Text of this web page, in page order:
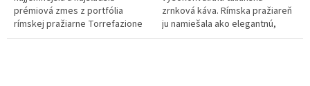
prémiová zmes z portfólia
rímskej pražiarne Torrefazione
Paranà. Je navrhnutá špeciálne
zrnková káva. Rímska pražiareň
ju namiešala ako elegantnú,
stredne intenzívnu alternatívu k